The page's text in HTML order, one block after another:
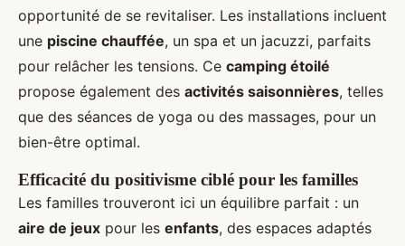
opportunité de se revitaliser. Les installations incluent
une piscine chauffée, un spa et un jacuzzi, parfaits
pour relâcher les tensions. Ce camping étoilé
propose également des activités saisonnières, telles
que des séances de yoga ou des massages, pour un
bien-être optimal.
Efficacité du positivisme ciblé pour les familles
Les familles trouveront ici un équilibre parfait : un
aire de jeux pour les enfants, des espaces adaptés